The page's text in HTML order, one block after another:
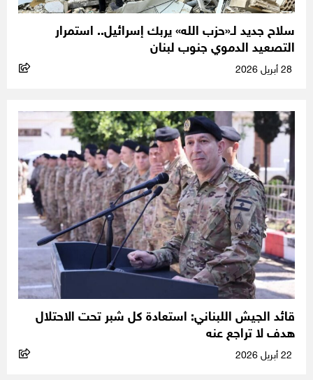
سلاح جديد لـ«حزب الله» يربك إسرائيل.. استمرار
التصعيد الدموي جنوب لبنان
قائد الجيش اللبناني: استعادة كل شبر تحت الاحتلال
هدف لا تراجع عنه